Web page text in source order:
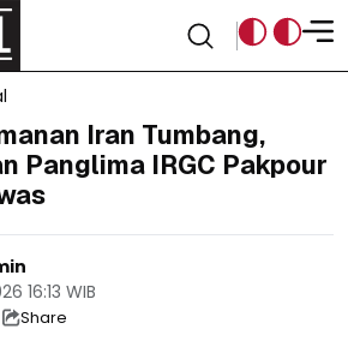
Iran Tumbang,
Panglima IRGC Pakpour
16:13 WIB
Share